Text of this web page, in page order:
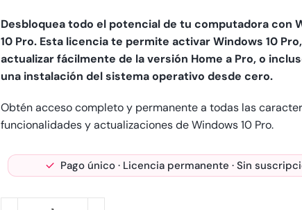
Desbloquea todo el potencial de tu computadora con
10 Pro. Esta licencia te permite activar Windows 10 Pro,
actualizar fácilmente de la versión Home a Pro, o
una instalación del sistema operativo desde cero.
Obtén acceso completo y permanente a todas las
funcionalidades y actualizaciones de Windows 10 Pro.
Pago único · Licencia permanente · Sin